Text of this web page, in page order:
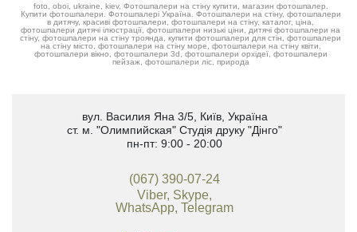
foto, oboi, ukraine, kiev, Фотошпалери на стіну купити, магазин фотошпалер.
Купити фотошпалери. Фотошпалері Україна. Фотошпалери на стіну, фотошпалери
в дитячу, красиві фотошпалери, фотошпалери на стіну, каталог, ціна,
фотошпалери дитячі ілюстрації, фотошпалери низькі ціни, дитячі фотошпалери на
стіну, фотошпалери на стіну троянда, купити фотошпалери для стін, фотошпалери
на стіну місто, фотошпалери на стіну море, фотошпалери на стіну квіти,
фотошпалери вікно, фотошпалери 3d, фотошпалери орхідеї, фотошпалери
пейзаж, фотошпалери ліс, природа
вул. Василия Яна 3/5, Київ, Україна
ст. м. "Олимпийская" Студія друку "Дінго"
пн-пт: 9:00 - 20:00
(067) 390-07-24
Viber, Skype,
WhatsApp, Telegram